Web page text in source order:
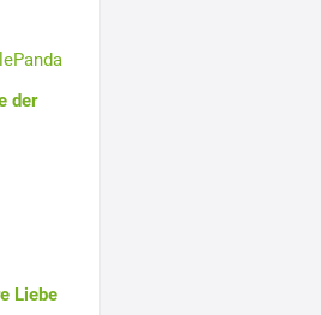
der
Liebe